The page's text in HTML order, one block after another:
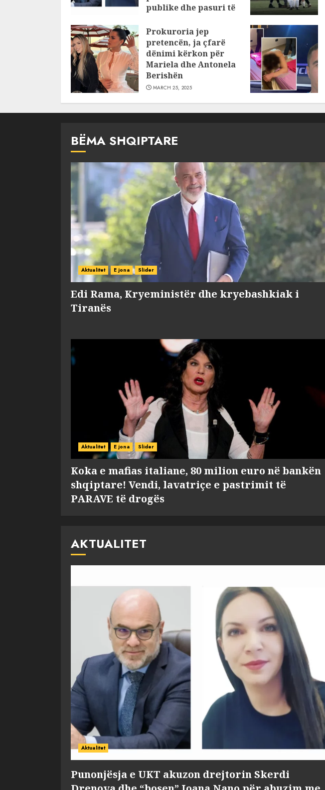
publike dhe pasuri të
JULY 24, 2025
Prokuroria jep
pretencën, ja çfarë
dënimi kërkon për
Mariela dhe Antonela
Berishën
MARCH 25, 2025
BËMA SHQIPTARE
Aktualitet E jona Slider
Edi Rama, Kryeministër dhe kryebashkiak i
Tiranës
Aktualitet E jona Slider
Koka e mafias italiane, 80 milion euro në bankën
shqiptare! Vendi, lavatriçe e pastrimit të
PARAVE të drogës
AKTUALITET
Aktualitet
Punonjësja e UKT akuzon drejtorin Skerdi